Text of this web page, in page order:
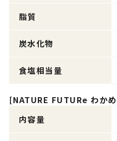
脂質
炭水化物
食塩相当量
[NATURE FUTURe わか
内容量